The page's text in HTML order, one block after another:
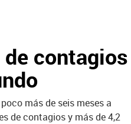
contagios
más de seis meses a
de contagios y más de 4,2